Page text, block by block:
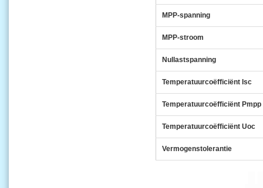
MPP-spanning
MPP-stroom
Nullastspanning
Temperatuurcoëfficiënt Isc
Temperatuurcoëfficiënt Pmpp
Temperatuurcoëfficiënt Uoc
Vermogenstolerantie